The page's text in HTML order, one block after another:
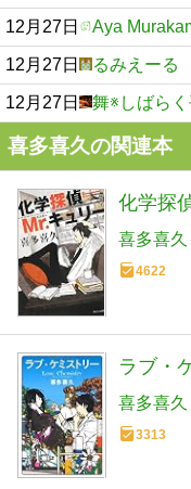
12月27日 Aya
12月27日 るみえーる
12月27日 舞※しばら
喜多喜久の関連本
化学探
喜多喜久
4622
ラブ・
喜多喜久
3313